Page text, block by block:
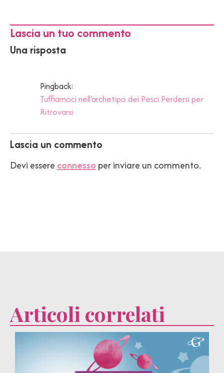
Lascia un tuo commento
Una risposta
Pingback:
Tuffiamoci nell'archetipo dei Pesci Perdersi per
Ritrovarsi
Lascia un commento
Devi essere connesso per inviare un commento.
Articoli correlati